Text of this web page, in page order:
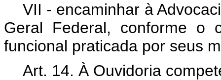
VII - encaminhar à
Geral Federal, conforme o
funcional praticada por seus
Art. 14. À Ouvidoria